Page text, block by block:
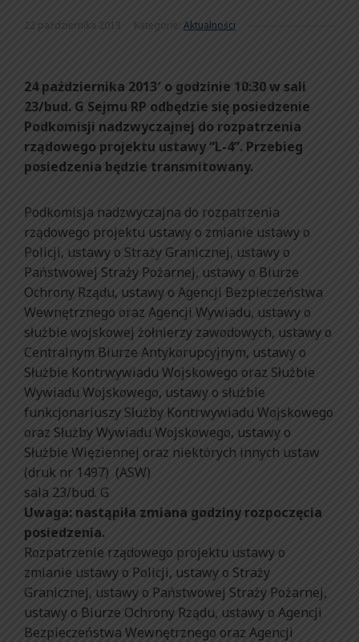
22 października 2013 Kategorie: Aktualności
24 października 2013′ o godzinie 10:30 w sali
23/bud. G Sejmu RP odbędzie się posiedzenie
Podkomisji nadzwyczajnej do rozpatrzenia
rządowego projektu ustawy “L-4”. Przebieg
posiedzenia będzie transmitowany.
Podkomisja nadzwyczajna do rozpatrzenia
rządowego projektu ustawy o zmianie ustawy o
Policji, ustawy o Straży Granicznej, ustawy o
Państwowej Straży Pożarnej, ustawy o Biurze
Ochrony Rządu, ustawy o Agencji Bezpieczeństwa
Wewnętrznego oraz Agencji Wywiadu, ustawy o
służbie wojskowej żołnierzy zawodowych, ustawy o
Centralnym Biurze Antykorupcyjnym, ustawy o
Służbie Kontrwywiadu Wojskowego oraz Służbie
Wywiadu Wojskowego, ustawy o służbie
funkcjonariuszy Służby Kontrwywiadu Wojskowego
oraz Służby Wywiadu Wojskowego, ustawy o
Służbie Więziennej oraz niektórych innych ustaw
(druk nr 1497) (ASW)
sala 23/bud. G
Uwaga: nastąpiła zmiana godziny rozpoczęcia
posiedzenia.
Rozpatrzenie rządowego projektu ustawy o
zmianie ustawy o Policji, ustawy o Straży
Granicznej, ustawy o Państwowej Straży Pożarnej,
ustawy o Biurze Ochrony Rządu, ustawy o Agencji
Bezpieczeństwa Wewnętrznego oraz Agencji